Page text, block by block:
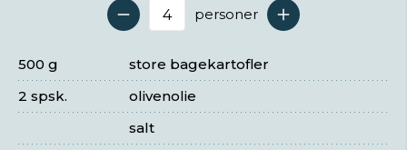
Antal serveringer
personer
store bagekartofler
500 g
olivenolie
2 spsk.
salt